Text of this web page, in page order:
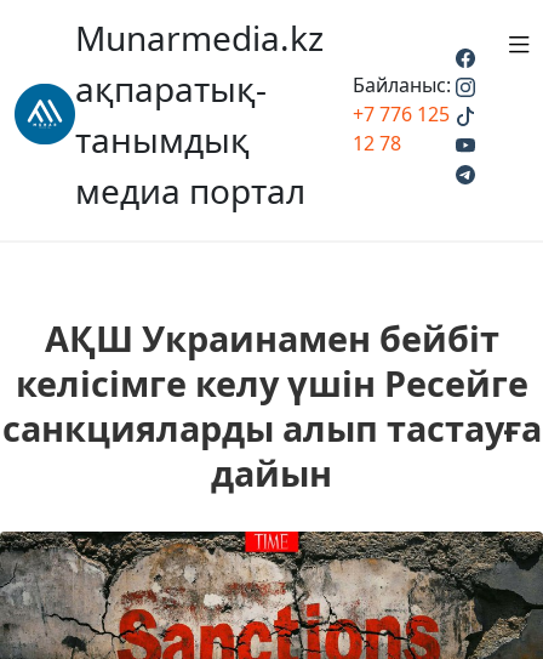
Munarmedia.kz
ақпаратық-
танымдық
медиа портал
Байланыс:
+7 776 125
12 78
АҚШ Украинамен бейбіт
келісімге келу үшін Ресейге
санкцияларды алып тастауға
дайын